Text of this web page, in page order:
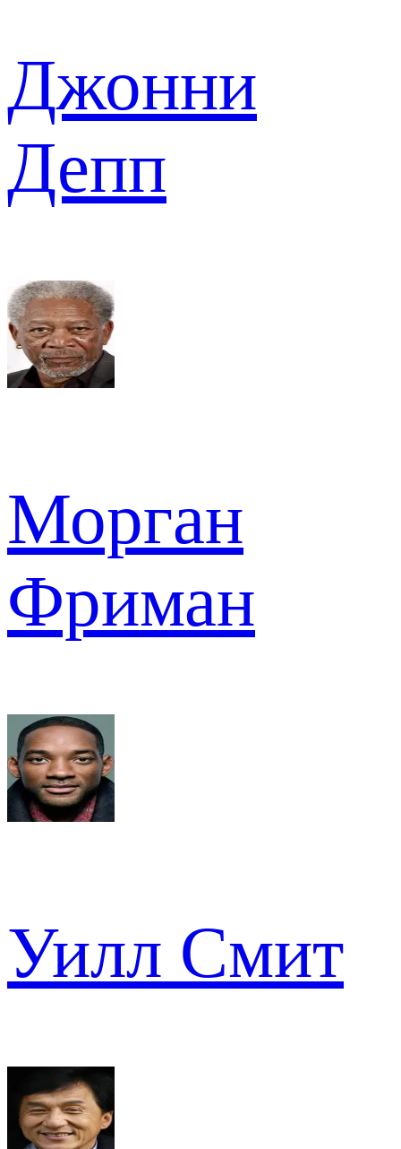
Джонни
Депп
Морган
Фриман
Уилл Смит